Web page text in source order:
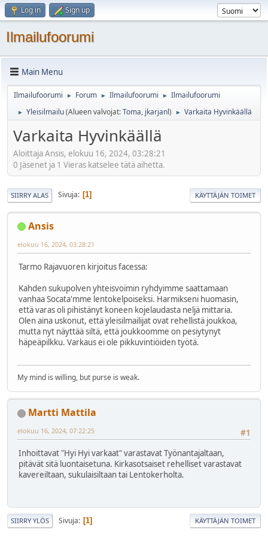
Log in Sign up
Ilmailufoorumi
Main Menu
Ilmailufoorumi ► Forum ► Ilmailufoorumi ► Ilmailufoorumi
► Yleisilmailu(Alueen valvojat:Toma, jkarjanl) ► Varkaita Hyvinkäällä
Varkaita Hyvinkäällä
Aloittaja Ansis, elokuu 16, 2024, 03:28:21
0 Jäsenet ja 1 Vieras katselee tätä aihetta.
SIIRRY ALAS Sivuja 1 KÄYTTÄJÄN TOIMET
Ansis
elokuu 16, 2024, 03:28:21
Tarmo Rajavuoren kirjoitus facessa:
Kahden sukupolven yhteisvoimin ryhdyimme saattamaan
vanhaa Socata'mme lentokelpoiseksi. Harmikseni huomasin,
että varas oli pihistänyt koneen kojelaudasta neljä mittaria.
Olen aina uskonut, että yleisilmailijat ovat rehellistä joukkoa,
mutta nyt näyttää siltä, että joukkoomme on pesiytynyt
häpeäpilkku. Varkaus ei ole pikkuvintiöiden työtä.
My mind is willing, but purse is weak.
Martti Mattila
#1
elokuu 16, 2024, 07:22:25
Inhoittavat "Hyi Hyi varkaat" varastavat Työnantajaltaan,
pitävät sitä luontaisetuna. Kirkasotsaiset rehelliset varastavat
kavereiltaan, sukulaisiltaan tai Lentokerholta.
SIIRRY YLÖS Sivuja 1 KÄYTTÄJÄN TOIMET